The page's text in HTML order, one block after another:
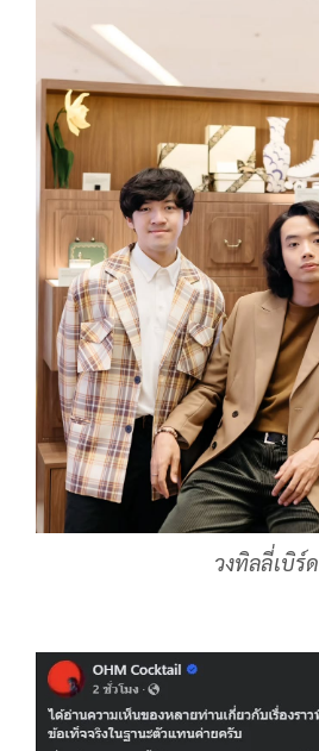
วงทิลลี่เบิร์ด